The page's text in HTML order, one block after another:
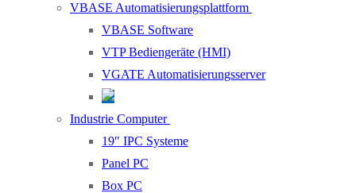
VBASE Automatisierungsplattform
VBASE Software
VTP Bediengeräte (HMI)
VGATE Automatisierungsserver
Industrie Computer
19″ IPC Systeme
Panel PC
Box PC